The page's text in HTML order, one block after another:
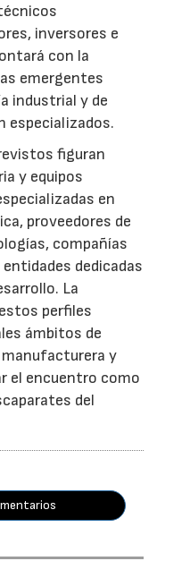
inversores e
con la
emergentes
industrial y de
especializados.
figuran
y equipos
en
proveedores de
compañías
dedicadas
La
perfiles
ámbitos de
y
el encuentro como
del